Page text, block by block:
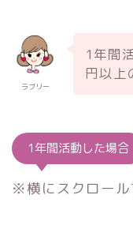
ラブリー
1年間
円以上
1年間活動した場合
※横にスクロール